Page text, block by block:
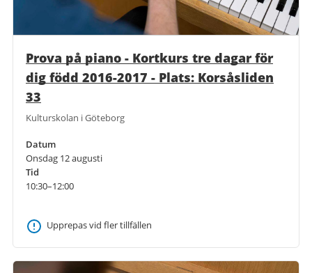
Prova på piano - Kortkurs tre dagar för
dig född 2016-2017 - Plats: Korsåsliden
33
Kulturskolan i Göteborg
Datum
Onsdag 12 augusti
Tid
10:30–12:00
Upprepas vid fler tillfällen